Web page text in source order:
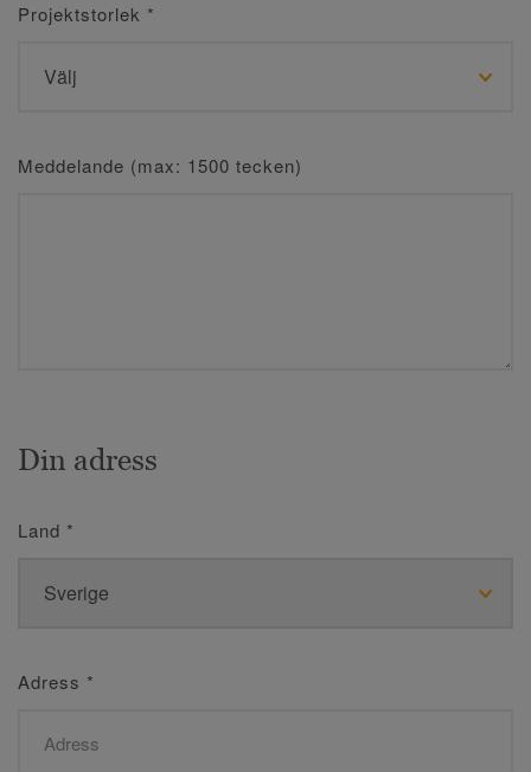
Projektstorlek *
Meddelande (max: 1500 tecken)
Din adress
Land *
Adress *